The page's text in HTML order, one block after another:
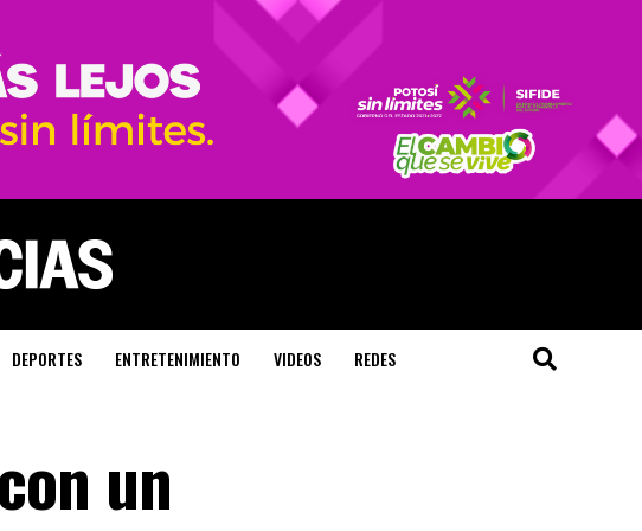
DEPORTES ENTRETENIMIENTO VIDEOS REDES
un